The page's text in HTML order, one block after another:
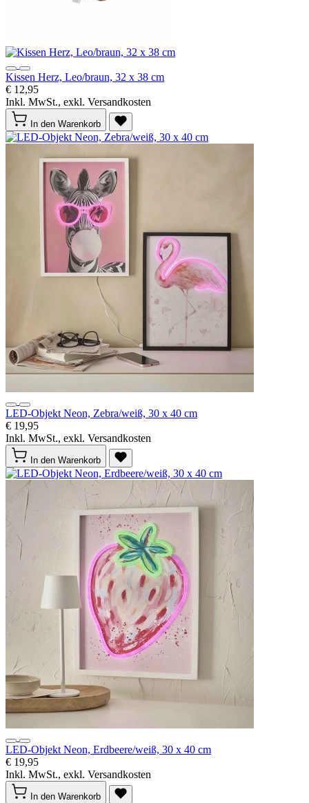
Kissen Herz, Leo/braun, 32 x 38 cm
€ 12,95
Inkl. MwSt., exkl. Versandkosten
In den Warenkorb
LED-Objekt Neon, Zebra/weiß, 30 x 40 cm
€ 19,95
Inkl. MwSt., exkl. Versandkosten
In den Warenkorb
LED-Objekt Neon, Erdbeere/weiß, 30 x 40 cm
€ 19,95
Inkl. MwSt., exkl. Versandkosten
In den Warenkorb